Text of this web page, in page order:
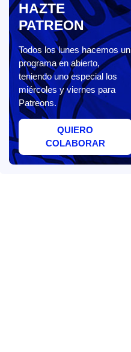
HAZTE
PATREON
Todos los lunes hacemos un
programa en abierto,
teniendo uno especial los
miércoles y viernes para
Patreons.
QUIERO
COLABORAR